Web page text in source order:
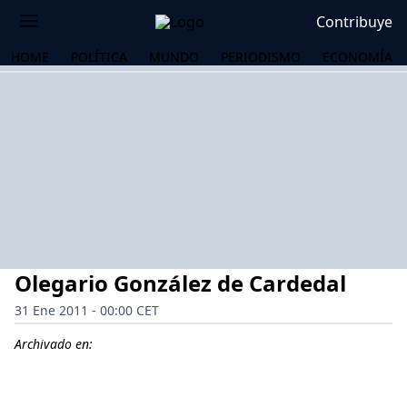
Contribuye
HOME POLÍTICA MUNDO PERIODISMO ECONOMÍA
Olegario González de Cardedal
31 Ene 2011 - 00:00 CET
Archivado en: